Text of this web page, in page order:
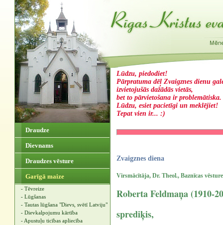
Draudze
Dievnams
Draudzes vēsture
Garīgā maize
- Tēvreize
- Lūgšanas
- Tautas lūgšana "Dievs, svētī Latviju"
- Dievkalpojumu kārtība
- Apustuļu ticības apliecība
Lūdzu, piedodiet!
Pārpratuma dēļ Zvaigznes dienu
izvietojušās dažādās vietās,
bet to pārvietošana ir problemātiska.
Lūdzu, esiet pacietīgi un meklējiet!
Tepat vien ir... :)
Zvaigznes diena
Virsmācītāja, Dr. Theol., Baznīcas
Roberta Feldmaņa (1910-
sprediķis,